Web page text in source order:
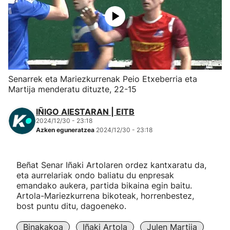
Herri-kirolak
Eskubaloia
Kirolak 360
Mendi-lasterketak
"Helmuga"
Senarrek eta Mariezkurrenak Peio Etxeberria eta
Martija menderatu dituzte, 22-15
IÑIGO AIESTARAN | EITB
2024/12/30 - 23:18
Azken eguneratzea 2024/12/30 - 23:18
Beñat Senar Iñaki Artolaren ordez kantxaratu da,
eta aurrelariak ondo baliatu du enpresak
emandako aukera, partida bikaina egin baitu.
Artola-Mariezkurrena bikoteak, horrenbestez,
bost puntu ditu, dagoeneko.
Binakakoa Iñaki Artola Julen Martija